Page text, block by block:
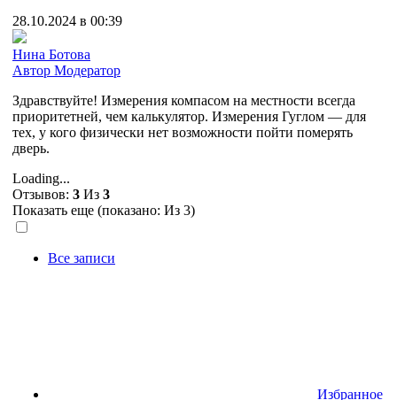
28.10.2024 в 00:39
Нина Ботова
Автор Модератор
Здравствуйте! Измерения компасом на местности всегда
приоритетней, чем калькулятор. Измерения Гуглом — для
тех, у кого физически нет возможности пойти померять
дверь.
Loading...
Отзывов: 3 Из 3
Показать еще (показано: Из 3)
Все записи
Избранное